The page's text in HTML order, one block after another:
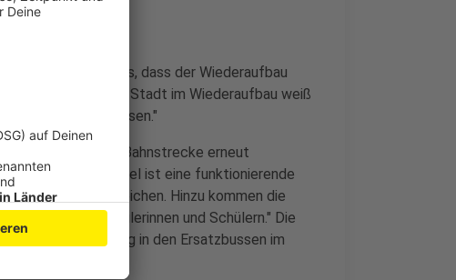
hat Verständnis, dass der Wiederaufbau
einer Stadt im Wiederaufbau weiß
werden müssen."
der Bahnstrecke erneut
für Bad Münstereifel ist eine funktionierende
mit der Bahn erreichen. Hinzu kommen die
bei den Schülerinnen und Schülern." Die
in den Ersatzbussen im